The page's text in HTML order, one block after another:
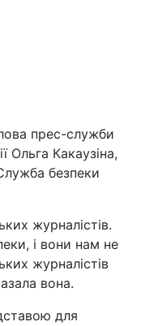
прес-служби
Ольга Какаузіна,
безпеки
журналістів.
і вони нам не
журналістів
вона.
для